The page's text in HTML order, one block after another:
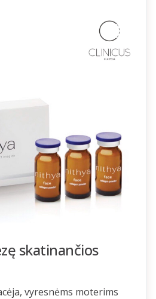
skatinančios
vyresnėms moterims